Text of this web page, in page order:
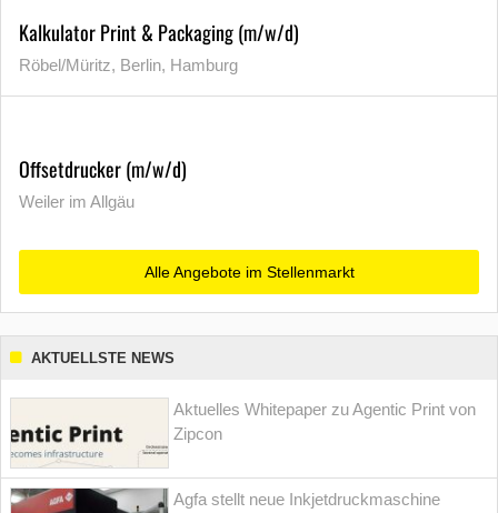
Kalkulator Print & Packaging (m/w/d)
Röbel/Müritz, Berlin, Hamburg
Offsetdrucker (m/w/d)
Weiler im Allgäu
Alle Angebote im Stellenmarkt
AKTUELLSTE NEWS
Aktuelles Whitepaper zu Agentic Print von
Zipcon
Agfa stellt neue Inkjetdruckmaschine